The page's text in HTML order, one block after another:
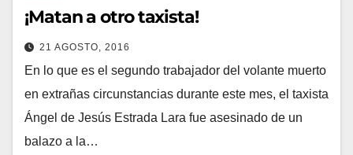
¡Matan a otro taxista!
21 AGOSTO, 2016
En lo que es el segundo trabajador del volante muerto
en extrañas circunstancias durante este mes, el taxista
Ángel de Jesús Estrada Lara fue asesinado de un
balazo a la…